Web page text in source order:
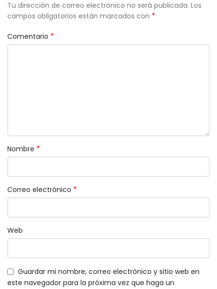
Tu dirección de correo electrónico no será publicada. Los
campos obligatorios están marcados con *
Comentario *
Nombre *
Correo electrónico *
Web
Guardar mi nombre, correo electrónico y sitio web en
este navegador para la próxima vez que haga un